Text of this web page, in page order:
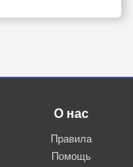
О нас
Правила
Помощь